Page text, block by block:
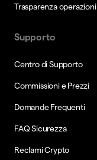
Trasparenza operazioni
Supporto
Centro di Supporto
Commissioni e Prezzi
Domande Frequenti
FAQ Sicurezza
Reclami Crypto